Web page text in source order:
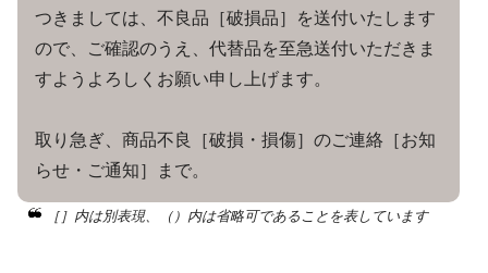
つきましては、不良品［破損品］を送付いたします
ので、ご確認のうえ、代替品を至急送付いただきま
すようよろしくお願い申し上げます。
取り急ぎ、商品不良［破損・損傷］のご連絡［お知
らせ・ご通知］まで。
［］内は別表現、（）内は省略可であることを表しています